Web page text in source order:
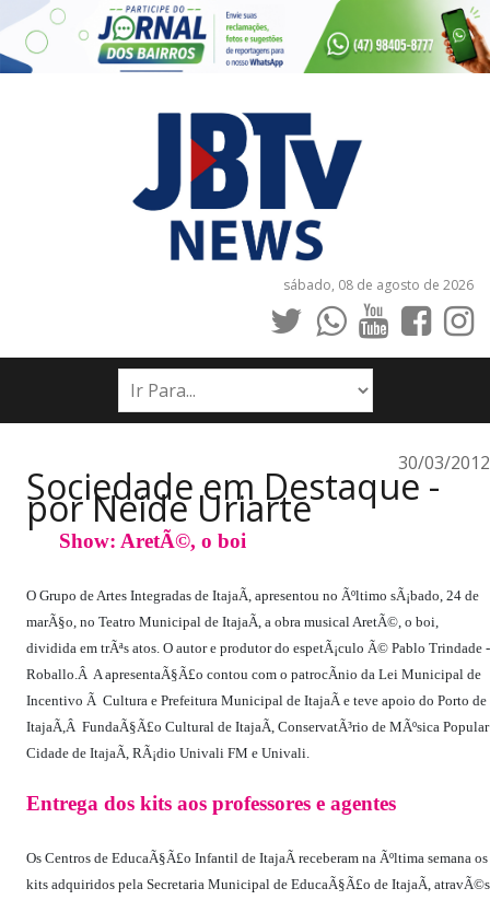
sábado, 08 de agosto de 2026
INÍCIO
NOTÍCIAS
PUBLICAÇÕES LEGAIS
CONTATO
30/03/2012
Sociedade em Destaque -
por Neide Uriarte
Show: AretÃ©, o boi
O Grupo de Artes Integradas de ItajaÃ­, apresentou no Ãºltimo sÃ¡bado, 24 de
marÃ§o, no Teatro Municipal de ItajaÃ­, a obra musical AretÃ©, o boi,
dividida em trÃªs atos. O autor e produtor do espetÃ¡culo Ã© Pablo Trindade -
Roballo.Â A apresentaÃ§Ã£o contou com o patrocÃ­nio da Lei Municipal de
Incentivo Ã Cultura e Prefeitura Municipal de ItajaÃ­ e teve apoio do Porto de
ItajaÃ­,Â FundaÃ§Ã£o Cultural de ItajaÃ­, ConservatÃ³rio de MÃºsica Popular
Cidade de ItajaÃ­, RÃ¡dio Univali FM e Univali.
Entrega dos kits aos professores e agentes
Os Centros de EducaÃ§Ã£o Infantil de ItajaÃ­ receberam na Ãºltima semana os
kits adquiridos pela Secretaria Municipal de EducaÃ§Ã£o de ItajaÃ­, atravÃ©s